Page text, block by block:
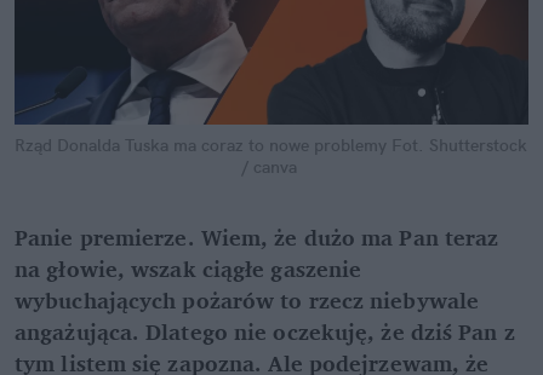
Rząd Donalda Tuska ma coraz to nowe problemy Fot. Shutterstock
/ canva
Panie premierze. Wiem, że dużo ma Pan teraz
na głowie, wszak ciągłe gaszenie
wybuchających pożarów to rzecz niebywale
angażująca. Dlatego nie oczekuję, że dziś Pan z
tym listem się zapozna. Ale podejrzewam, że